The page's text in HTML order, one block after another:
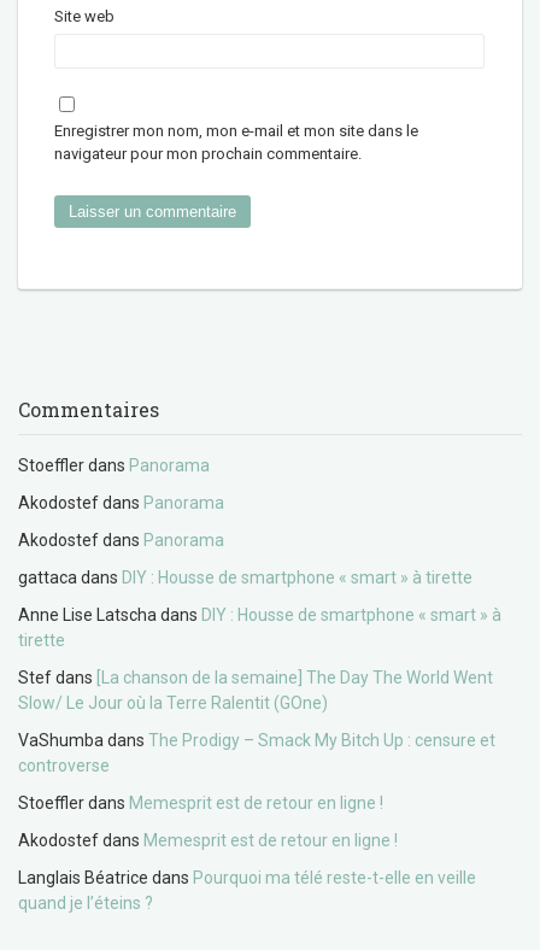
Site web
Enregistrer mon nom, mon e-mail et mon site dans le
navigateur pour mon prochain commentaire.
Commentaires
Stoefflerdans Panorama
Akodostefdans Panorama
Akodostefdans Panorama
gattaca dans DIY : Housse de smartphone « smart » à tirette
Anne Lise Latscha dans DIY : Housse de smartphone « smart » à
tirette
Stefdans
[La chanson de la semaine] The Day The World Went
Slow/ Le Jour où la Terre Ralentit (GOne)
VaShumba dans The Prodigy – Smack My Bitch Up : censure et
controverse
Stoefflerdans Memesprit est de retour en ligne !
Akodostefdans Memesprit est de retour en ligne !
Langlais Béatrice dans Pourquoi ma télé reste-t-elle en veille
quand je l’éteins ?